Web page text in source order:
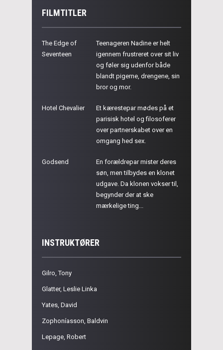
FILMTITLER
The Edge of
Seventeen
Teenageren Nadine er helt
igennem frustreret over sit liv
og føler sig udenfor både
blandt pigerne, drengene, sin
bror og mor.
Hotel Chevalier
Et kærestepar mødes på et
parisisk hotel og filosoferer
over partnerskabet over en
omgang hed sex.
Godsend
En forældrepar mister deres
søn, men tilbydes en klonet
udgave. Da klonen vokser til,
begynder der at ske
mærkelige ting...
INSTRUKTØRER
Gilro, Tony
Glatter, Leslie Linka
Yates, David
Zophoníasson, Baldvin
Lepage, Robert